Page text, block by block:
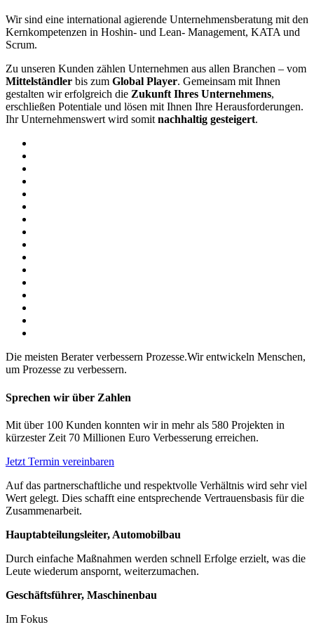
Wir sind eine international agierende Unternehmensberatung mit den
Kernkompetenzen in Hoshin- und Lean- Management, KATA und
Scrum.
Zu unseren Kunden zählen Unternehmen aus allen Branchen – vom
Mittelständler bis zum Global Player. Gemeinsam mit Ihnen
gestalten wir erfolgreich die Zukunft Ihres Unternehmens,
erschließen Potentiale und lösen mit Ihnen Ihre Herausforderungen.
Ihr Unternehmenswert wird somit nachhaltig gesteigert.
Die meisten Berater verbessern Prozesse.Wir entwickeln Menschen,
um Prozesse zu verbessern.
Sprechen wir über Zahlen
Mit über 100 Kunden konnten wir in mehr als 580 Projekten in
kürzester Zeit 70 Millionen Euro Verbesserung erreichen.
Jetzt Termin vereinbaren
Auf das partnerschaftliche und respektvolle Verhältnis wird sehr viel
Wert gelegt. Dies schafft eine entsprechende Vertrauensbasis für die
Zusammenarbeit.
Hauptabteilungsleiter, Automobilbau
Durch einfache Maßnahmen werden schnell Erfolge erzielt, was die
Leute wiederum anspornt, weiterzumachen.
Geschäftsführer, Maschinenbau
Im Fokus